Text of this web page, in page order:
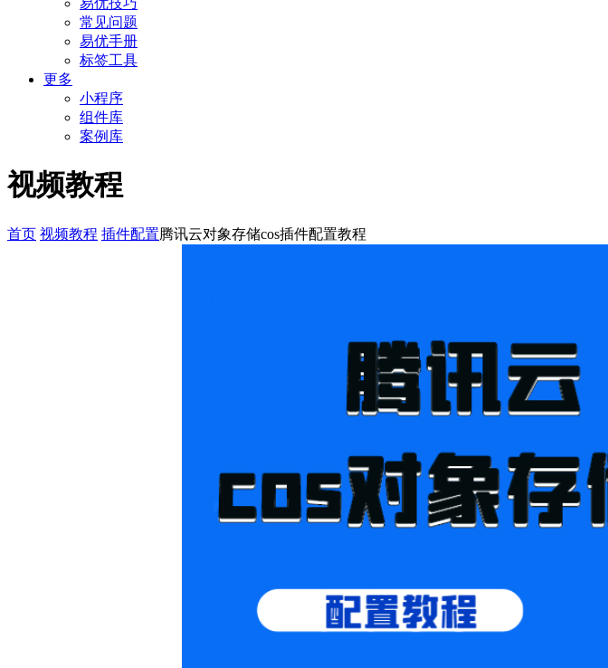
易优技巧
常见问题
易优手册
标签工具
更多
小程序
组件库
案例库
视频教程
首页 视频教程 插件配置腾讯云对象存储cos插件配置教程